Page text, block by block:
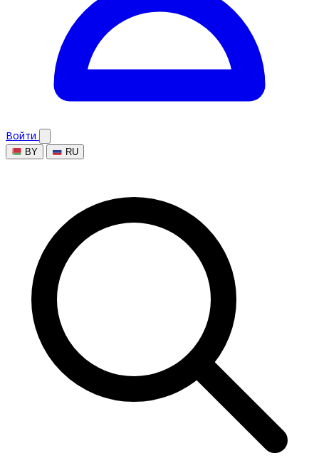
Войти
BY RU